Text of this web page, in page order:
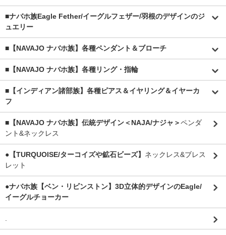
■ナバホ族Eagle Fether/イーグルフェザー/羽根のデザインのジ
ュエリー
■【NAVAJO ナバホ族】各種ペンダント＆ブローチ
■【NAVAJO ナバホ族】各種リング・指輪
■【インディアン諸部族】各種ピアス＆イヤリング＆イヤーカ
フ
■【NAVAJO ナバホ族】伝統デザイン＜NAJA/ナジャ＞ペンダ
ント&ネックレス
●【TURQUOISE/ターコイズや鉱石ビーズ】 ネックレス&ブレス
レット
●ナバホ族【ベン・リビンストン】3D立体的デザインのEagle/
イーグルチョーカー
.